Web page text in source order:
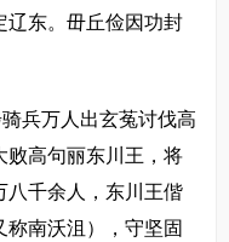
东。毌丘俭因功封
兵万人出玄菟讨伐高
高句丽东川王，将
千余人，东川王偕
南沃沮），守坚固